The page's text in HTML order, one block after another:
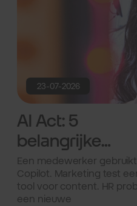
23-07-2026
AI Act: 5
belangrijke
vragen voor IT-
managers.
Een medewerker gebruikt
Copilot. Marketing test
tool voor content. HR
een nieuwe